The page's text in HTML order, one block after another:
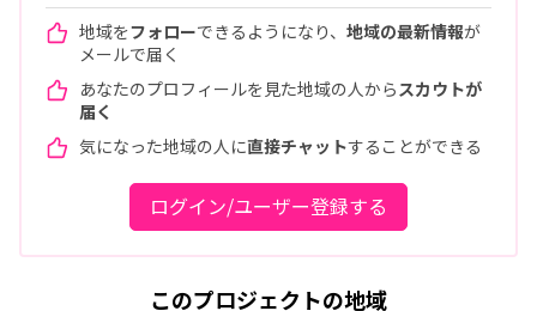
地域をフォローできるようになり、 地域の最新情報が
メールで届く
あなたのプロフィールを見た地域の人から スカウトが
届く
気になった地域の人に直接チャットすることができる
ログイン/ユーザー登録する
このプロジェクトの地域